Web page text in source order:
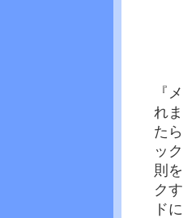
『
れ
た
ッ
則
ク
ド